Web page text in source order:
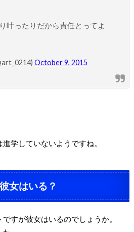
叶ったりだから責任とってよ
October 9, 2015
学していないようですね。
女はいる？
すが彼女はいるのでしょうか。